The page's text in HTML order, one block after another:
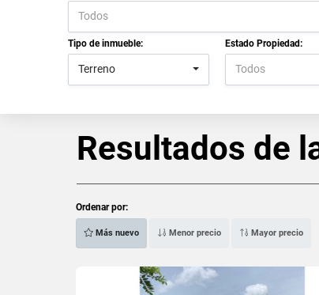
Todos
Tipo de inmueble:
Terreno
Estado Propiedad:
Todos
Resultados de
Ordenar por:
Más nuevo Menor precio Mayor precio